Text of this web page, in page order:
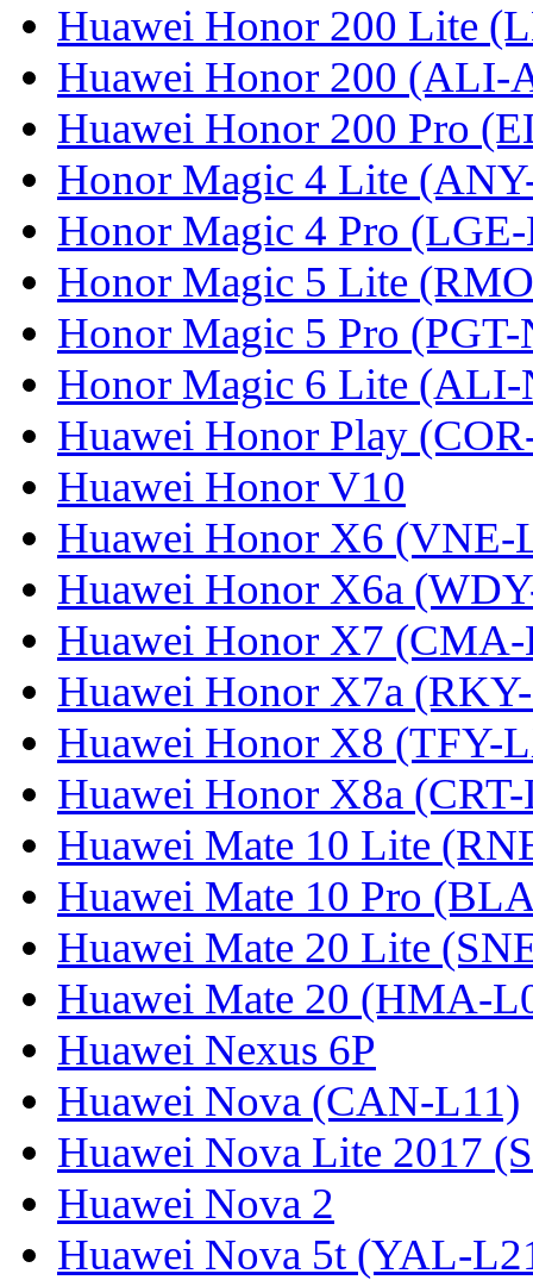
Huawei Honor 200 Lite
Huawei Honor 200 (ALI-
Huawei Honor 200 Pro
Honor Magic 4 Lite
Honor Magic 4 Pro
Honor Magic 5 Lite
Honor Magic 5 Pro
Honor Magic 6 Lite
Huawei Honor Play
Huawei Honor V10
Huawei Honor X6 (VNE-
Huawei Honor X6a
Huawei Honor X7
Huawei Honor X7a
Huawei Honor X8 (TFY-
Huawei Honor X8a
Huawei Mate 10 Lite
Huawei Mate 10 Pro
Huawei Mate 20 Lite
Huawei Mate 20 (HMA-
Huawei Nexus 6P
Huawei Nova (CAN-L11)
Huawei Nova Lite 2017
Huawei Nova 2
Huawei Nova 5t (YAL-